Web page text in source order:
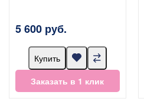
5 600 руб.
Купить
Заказать в 1 клик